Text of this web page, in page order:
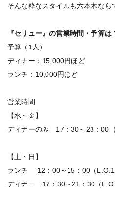
そんな粋なスタイルも六本木なら
『セリュー』の営業時間・予算は
予算（1人）
ディナー：15,000円ほど
ランチ：10,000円ほど
営業時間
【水～金】
ディナーのみ 17：30～23：00（
【土・日】
ランチ 12：00～15：00（
ディナー 17：30～21：30（